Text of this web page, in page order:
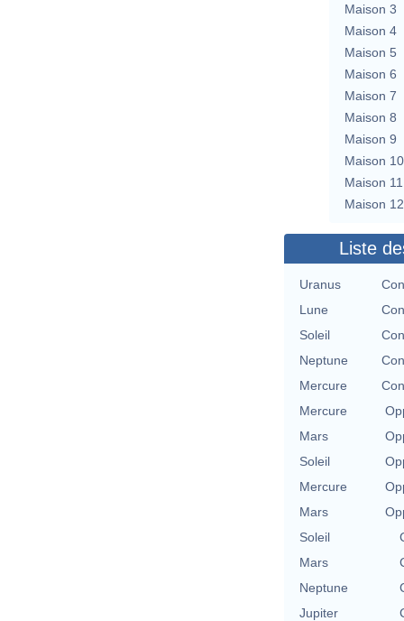
Maison 3
Maison 4
Maison 5
Maison 6
Maison 7
Maison 8
Maison 9
Maison 10
Maison 11
Maison 12
Liste
Uranus
Lune
Soleil
Neptune
Mercure
Mercure
Mars
Soleil
Mercure
Mars
Soleil
Mars
Neptune
Jupiter